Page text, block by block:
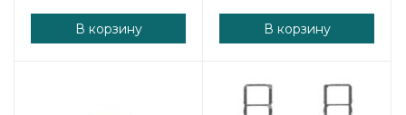
В корзину В корзину